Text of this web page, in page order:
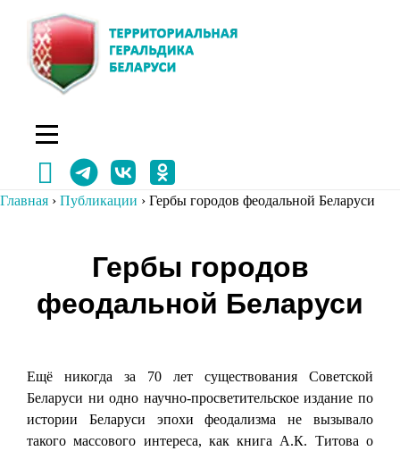
содержимому
Главная › Публикации › Гербы городов феодальной Беларуси
Гербы городов
феодальной Беларуси
Ещё никогда за 70 лет существования Советской
Беларуси ни одно научно-просветительское издание по
истории Беларуси эпохи феодализма не вызывало
такого массового интереса, как книга А.К. Титова о
Навигация
по